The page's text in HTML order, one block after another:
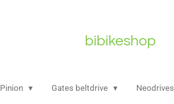
bibikeshop
Pinion Gates beltdrive Neodrives